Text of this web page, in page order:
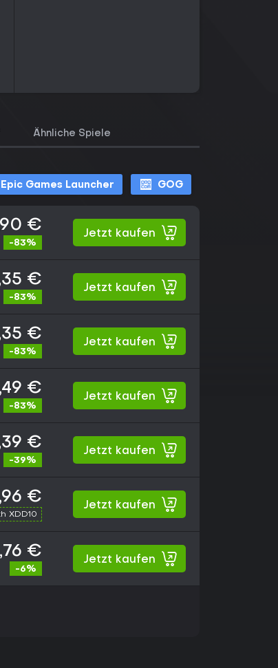
Ähnliche Spiele
Epic Games Launcher GOG
€
-83%
Jetzt kaufen
€
-83%
Jetzt kaufen
€
-83%
Jetzt kaufen
€
-83%
Jetzt kaufen
€
-39%
Jetzt kaufen
€
XDD10
Jetzt kaufen
€
-6%
Jetzt kaufen